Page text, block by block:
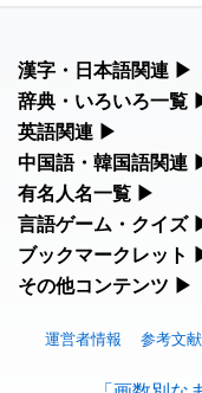
漢字・日本語関連 ▶
漢字の読み方検索、手
人
漢字の
辞典・いろいろ一覧
部首・画数別の漢字一
リフ
英語関連 ▶
カタカナ語・略語の意
カタカ
中国語・韓国語関連
中国語のピンイン変換
手
有名人名一覧 ▶
海外セレブやスポーツ
海外有名
プ
言語ゲーム・クイズ
四字熟語パズルや漢字
ブックマークレット
ブラウザに登録して、
その他コンテンツ ▶
運営者情報 参考文献